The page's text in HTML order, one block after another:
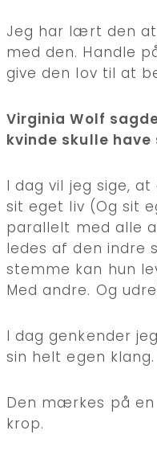
Jeg har lært den
med den. Handle
give den lov til at
Virginia Wolf
kvinde skulle
I dag vil jeg sige,
sit eget liv (Og sit
parallelt med alle
ledes af den indre
stemme kan hun
Med andre. Og
I dag genkender
sin helt egen klang.
Den mærkes på
krop.